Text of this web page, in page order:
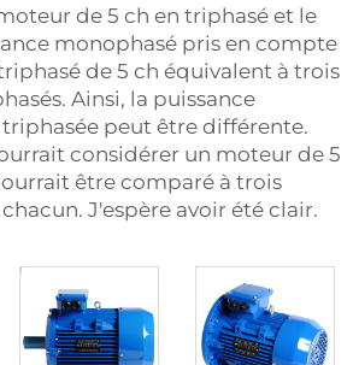
de 5 ch en triphasé et le
monophasé pris en compte
de 5 ch équivalent à trois
Ainsi, la puissance
peut être différente.
considérer un moteur de 5
être comparé à trois
J'espère avoir été clair.